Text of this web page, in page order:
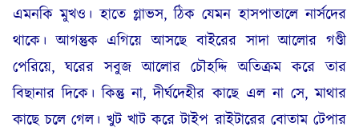
এমনকি মুখও। হাতে গ্লাভস, ঠিক যেমন হাসপাতালে নার্সদের
থাকে। আগন্তুক এগিয়ে আসছে বাইরের সাদা আলোর গণ্ডী
পেরিয়ে, ঘরের সবুজ আলোর চৌহদ্দি অতিক্রম করে তার
বিছানার দিকে। কিন্তু না, দীর্ঘদেহীর কাছে এল না সে, মাথার
কাছে চলে গেল। খুট খাট করে টাইপ রাইটারের বোতাম টেপার